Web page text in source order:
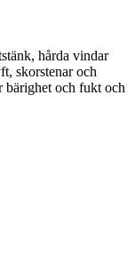
hårda vindar
skorstenar och
bärighet och fukt och